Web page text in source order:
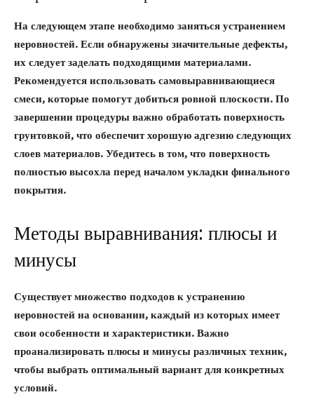
На следующем этапе необходимо заняться устранением
неровностей. Если обнаружены значительные дефекты,
их следует заделать подходящими материалами.
Рекомендуется использовать самовыравнивающиеся
смеси, которые помогут добиться ровной плоскости. По
завершении процедуры важно обработать поверхность
грунтовкой, что обеспечит хорошую адгезию следующих
слоев материалов. Убедитесь в том, что поверхность
полностью высохла перед началом укладки финального
покрытия.
Методы выравнивания: плюсы и
минусы
Существует множество подходов к устранению
неровностей на основании, каждый из которых имеет
свои особенности и характеристики. Важно
проанализировать плюсы и минусы различных техник,
чтобы выбрать оптимальный вариант для конкретных
условий.